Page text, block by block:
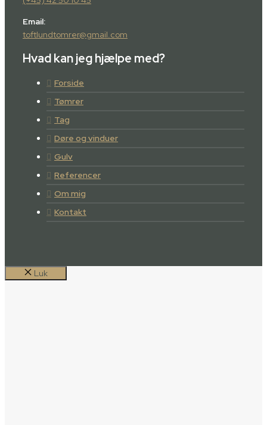
Email:
toftlundtomrer@gmail.com
Hvad kan jeg hjælpe med?
Forside
Tømrer
Tag
Døre og vinduer
Gulv
Referencer
Om mig
Kontakt
Luk